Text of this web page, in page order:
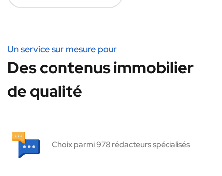
Un service sur mesure pour
Des contenus immobilier
de qualité
Choix parmi 978 rédacteurs spécialisés